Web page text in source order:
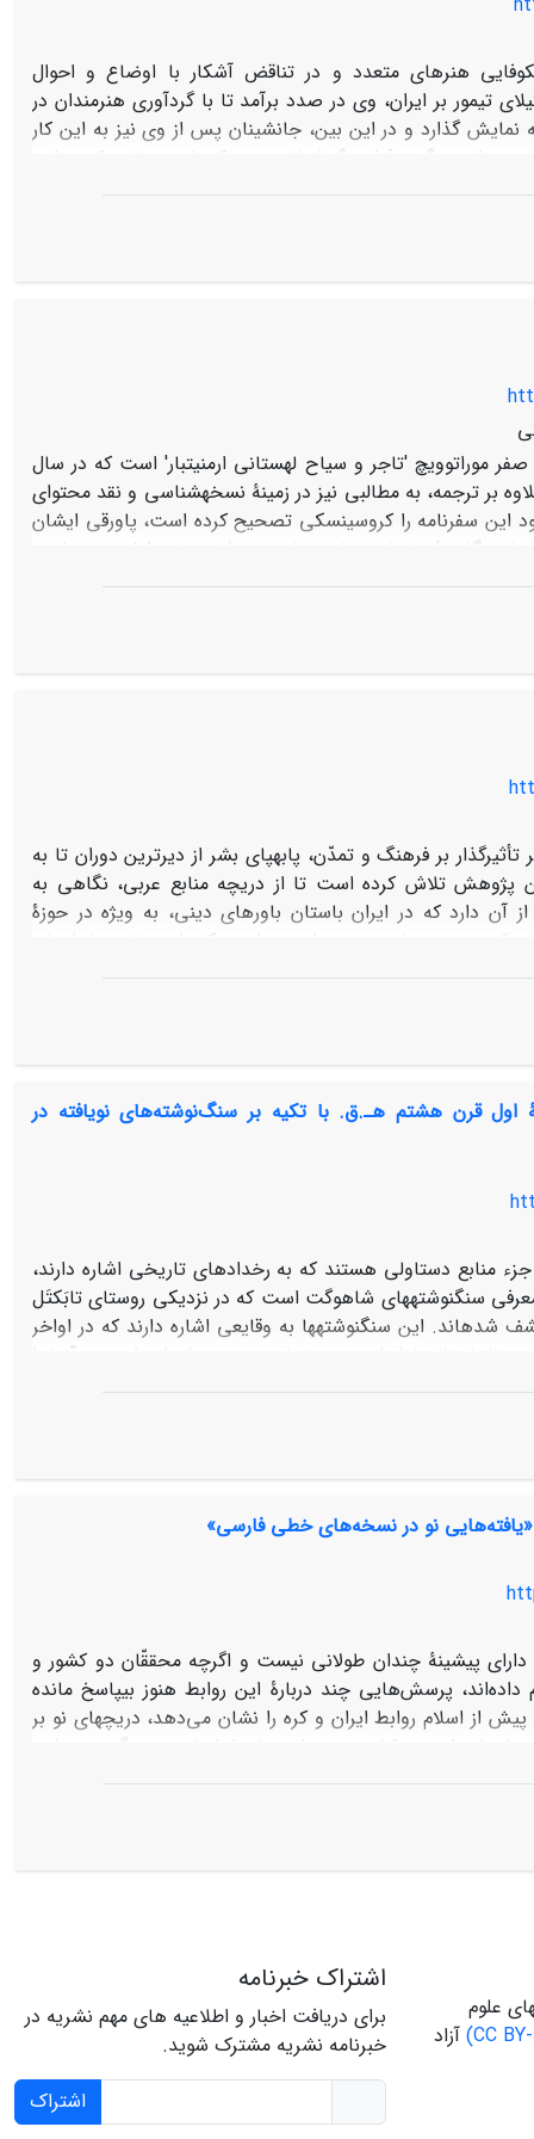
هنرهای متعدد و در تناقض آشکار با اوضاع و احوال
بر ایران، وی در صدد برآمد تا با گردآوری هنرمندان در
گذارد و در این بین، جانشینان پس از وی نیز به این کار
هرات در گسترۀ فرهنگ ایرانی بود. یکی از هنرهایی که در این
هنر موسیقی است، به نحوی که نمایندگان آن نیز بالطبع
در گزارش‌های منابع دست اول و نگاره‌های بازمانده از این
مورد بحث این مقاله خواهد بود.
موراتوویچ 'تاجر و سیاح لهستانی ارمنی­تبار' است که در سال
علاوه بر ترجمه، به مطالبی نیز در زمینۀ نسخه­شناسی و نقد محتوای
این سفرنامه را کروسینسکی تصحیح کرده است، پاورقی ایشان
نگارندۀ سفرنامه، مانند زناربستن شاه عباس اول نیز پرداخته
دست موراتوویچ و ناشران سفرنامه­اش به متن حاضر ضمیمه
بر فرهنگ و تمدّن، پابه­پای بشر از دیرترین دوران تا به
پژوهش تلاش کرده است تا از دریچه منابع عربی، نگاهی به
آن دارد که در ایران باستان ‌باورهای دینی، به ویژه در حوزۀ
دین و سیاست، دو برادر همزاد و یکی از مهم‌ترین ابزارهای
نقشی دینی بر عهده داشته و نمایندۀ خداوند بر روی
ایرانیان به خداوند، تقوای الهی، معاد، پاداش و عقاب،
قرن هشتم هـ.ق. با تکیه بر سنگ‌نوشته‌های نویافته در
منابع دست­اولی هستند که به رخدادهای تاریخی اشاره دارند،
سنگ­نوشته­های شاهوگت است که در نزدیکی روستای تابَک­تَل
شده­اند. این سنگ­نوشته­ها به وقایعی اشاره دارند که در اواخر
تلاطم تاریخ ایران، در صفحات جنوبی رخ داده است و آنها را
داد. یورش مغولان جغتایی به شیراز و هرمز، درگیری میان
هرمز، کیش و قشم برای در­ دست ­داشتن راه‌ها و منافع تجاری،
«یافته‌هایی نو در نسخه‌های خطی فارسی»
دارای پیشینۀ چندان طولانی نیست و اگرچه محققّان دو کشور و
پرسش‌هایی چند دربارۀ این روابط هنوز بی­پاسخ مانده
از اسلام روابط ایران و کره را نشان می‌دهد، دریچه­ای نو بر
این دو کشور به دوران پیش از اسلام بر می‌گردد. در این
است، در حالی که در بسیاری از متون اسلامی این نام به صورت
پیش می‌آید که آیا تفاوتی بین دو نام سیلا و بسیلا وجود
علوم
آزاد
اشتراک خبرنامه
برای دریافت اخبار و اطلاعیه های مهم نشریه در
خبرنامه نشریه مشترک شوید.
اشتراک